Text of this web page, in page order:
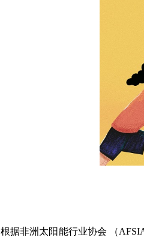
根据非洲太阳能行业协会 （